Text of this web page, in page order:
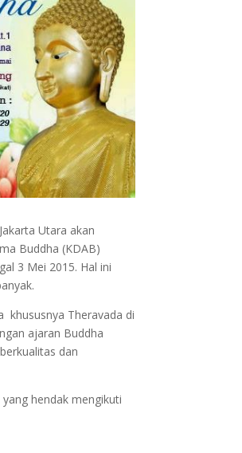
Utara akan
Buddha (KDAB)
3 Mei 2015. Hal ini
khususnya Theravada di
ajaran Buddha
dan
hendak mengikuti